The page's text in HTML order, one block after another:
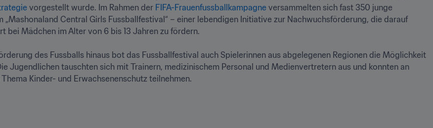
vorgestellt wurde. Im Rahmen der FIFA-Frauenfussballkampagne versammelten sich fast 350 junge
„Mashonaland Central Girls Fussballfestival“ – einer lebendigen Initiative zur Nachwuchsförderung, die darauf
bei Mädchen im Alter von 6 bis 13 Jahren zu fördern.
des Fussballs hinaus bot das Fussballfestival auch Spielerinnen aus abgelegenen Regionen die Möglichkeit
Jugendlichen tauschten sich mit Trainern, medizinischem Personal und Medienvertretern aus und konnten an
Kinder- und Erwachsenenschutz teilnehmen.